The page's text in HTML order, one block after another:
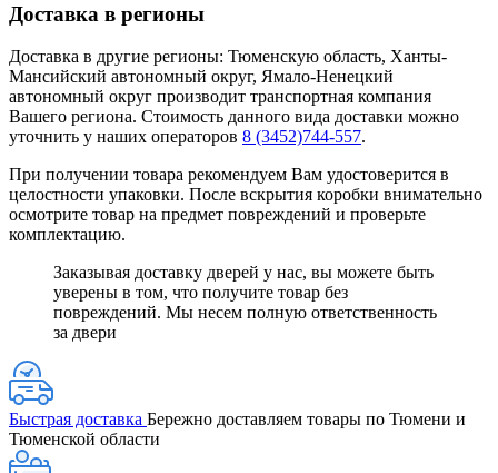
Доставка в регионы
Доставка в другие регионы: Тюменскую область, Ханты-
Мансийский автономный округ, Ямало-Ненецкий
автономный округ производит транспортная компания
Вашего региона. Стоимость данного вида доставки можно
уточнить у наших операторов 8 (3452)744-557.
При получении товара рекомендуем Вам удостоверится в
целостности упаковки. После вскрытия коробки внимательно
осмотрите товар на предмет повреждений и проверьте
комплектацию.
Заказывая доставку дверей у нас, вы можете быть
уверены в том, что получите товар без
повреждений. Мы несем полную ответственность
за двери
Быстрая доставка Бережно доставляем товары по Тюмени и
Тюменской области